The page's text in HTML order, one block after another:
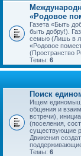
«Родовое
Газета «Быть
быть добру!).
семью (Лишь в
«Родовое
(Пространство
Темы: 6
Поиск
Ищем
общения и
встречи),
(поселения,
существующие
Движения
Темы: 6